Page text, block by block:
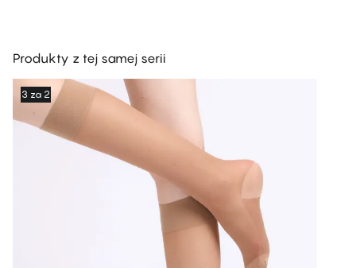
Produkty z tej samej serii
3 za 2